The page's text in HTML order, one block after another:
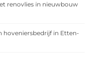
renovlies in nieuwbouw
hoveniersbedrijf in Etten-